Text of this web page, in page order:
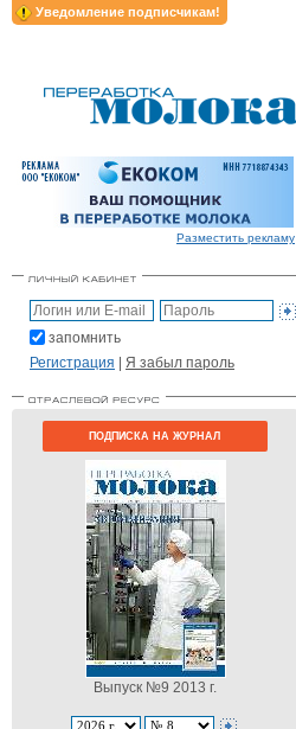
Уведомление подписчикам!
Разместить рекламу
запомнить
Регистрация | Я забыл пароль
ПОДПИСКА НА ЖУРНАЛ
Выпуск №9 2013 г.